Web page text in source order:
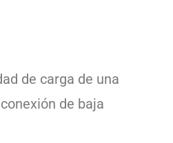
de carga de una
de baja